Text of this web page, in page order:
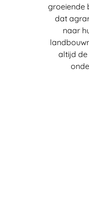
groeiende
dat
naar
altijd de